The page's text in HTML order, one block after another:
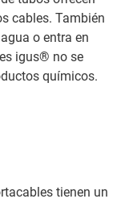
cables. También
o entra en
igus® no se
químicos.
tienen un